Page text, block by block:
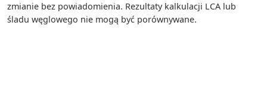
zmianie bez powiadomienia. Rezultaty kalkulacji LCA lub
śladu węglowego nie mogą być porównywane.